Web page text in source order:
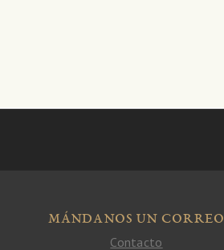
MÁNDANOS UN CORREO
Contacto